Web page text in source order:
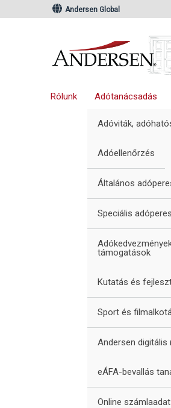
Andersen Global
Rólunk Adótanácsadás
Adóviták,
Adóellenőrzés
Általános
Speciális
támogatások
Kutatás és
Sport és
Andersen digitális
eÁFA-bevallás
Online